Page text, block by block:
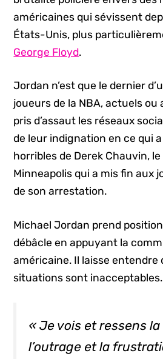
américaines qui sévissent
États-Unis, plus
George Floyd.
Jordan n’est que le dernier
joueurs de la NBA, actuels ou
pris d’assaut les réseaux
de leur indignation en ce qui
horribles de Derek Chauvin,
Minneapolis qui a mis fin aux
de son arrestation.
Michael Jordan prend
débâcle en appuyant la
américaine. Il laisse entendre
situations sont inacceptables.
« Je vois et ressens la
l’outrage et la